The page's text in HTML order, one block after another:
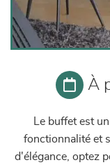
À
Le buffet est
fonctionnalité et
d'élégance, optez